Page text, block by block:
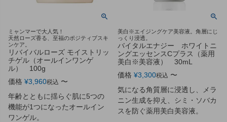
ミャンマーで大人気！
天然ローズ香る、至福のポジティブスキ
ンケア。
リバイバルローズ モイストリッ
チゲル（オールインワンゲ
ル） 100g
価格 ¥3,960税込 〜
年齢とともに揺らぐ肌に5つの
機能が1つになったオールイン
ワンゲル。
美白※エイジングケア美容液。角層にじ
っくり浸透。
バイタルエナジー ホワイトニ
ングエッセンスCプラス（薬用
美白※美容液） 30mL
価格 ¥3,300税込 〜
気になる角質層に浸透し、メラ
ニン生成を抑え、シミ・ソバカ
スを防ぐ薬用美白美容液。